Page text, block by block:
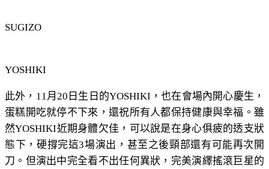
SUGIZO
YOSHIKI
此外，11月20日生日的YOSHIKI，也在會場內開心慶生，
蛋糕開吃就停不下來，還祝所有人都保持健康與幸福。雖
然YOSHIKI近期身體欠佳，可以說是在身心俱疲的透支狀
態下，硬撐完這3場演出，甚至之後頸部還有可能再次開
刀。但演出中完全看不出任何異狀，完美演繹搖滾巨星的